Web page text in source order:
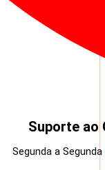
Suporte ao
Segunda a